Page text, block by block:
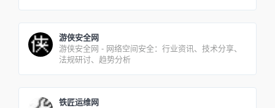
游侠安全网
游侠安全网 - 网络空间安全：行业资讯、技术分享、
法规研讨、趋势分析
铁匠运维网